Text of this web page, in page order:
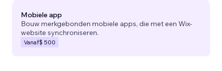
Mobiele app
Bouw merkgebonden mobiele apps, die met een Wix-
website synchroniseren.
Vanaf$ 500